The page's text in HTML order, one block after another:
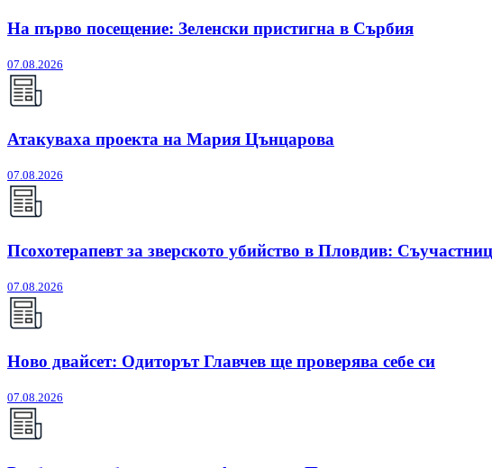
На първо посещение: Зеленски пристигна в Сърбия
07.08.2026
Атакуваха проекта на Мария Цънцарова
07.08.2026
Псохотерапевт за зверското убийство в Пловдив:
07.08.2026
Ново двайсет: Одиторът Главчев ще проверява себе си
07.08.2026